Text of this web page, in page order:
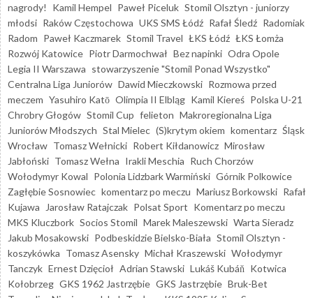
nagrody!
Kamil Hempel Paweł Piceluk Stomil Olsztyn - juniorzy
młodsi Raków Częstochowa UKS SMS Łódź Rafał Śledź Radomiak
Radom Paweł Kaczmarek Stomil Travel ŁKS Łódź ŁKS Łomża
Rozwój Katowice Piotr Darmochwał Bez napinki Odra Opole
Legia II Warszawa stowarzyszenie "Stomil Ponad Wszystko"
Centralna Liga Juniorów Dawid Mieczkowski Rozmowa przed
meczem Yasuhiro Katō Olimpia II Elbląg Kamil Kiereś Polska U-21
Chrobry Głogów Stomil Cup felieton Makroregionalna Liga
Juniorów Młodszych Stal Mielec (S)krytym okiem komentarz Śląsk
Wrocław Tomasz Wełnicki Robert Kiłdanowicz Mirosław
Jabłoński Tomasz Wełna Irakli Meschia Ruch Chorzów
Wołodymyr Kowal Polonia Lidzbark Warmiński Górnik Polkowice
Zagłębie Sosnowiec komentarz po meczu Mariusz Borkowski Rafał
Kujawa
Jarosław Ratajczak Polsat Sport Komentarz po meczu
MKS Kluczbork Socios Stomil Marek Maleszewski Warta Sieradz
Jakub Mosakowski Podbeskidzie Bielsko-Biała Stomil Olsztyn -
koszykówka Tomasz Asensky Michał Kraszewski Wołodymyr
Tanczyk Ernest Dzięcioł Adrian Stawski Lukáš Kubáň Kotwica
Kołobrzeg GKS 1962 Jastrzębie GKS Jastrzębie Bruk-Bet